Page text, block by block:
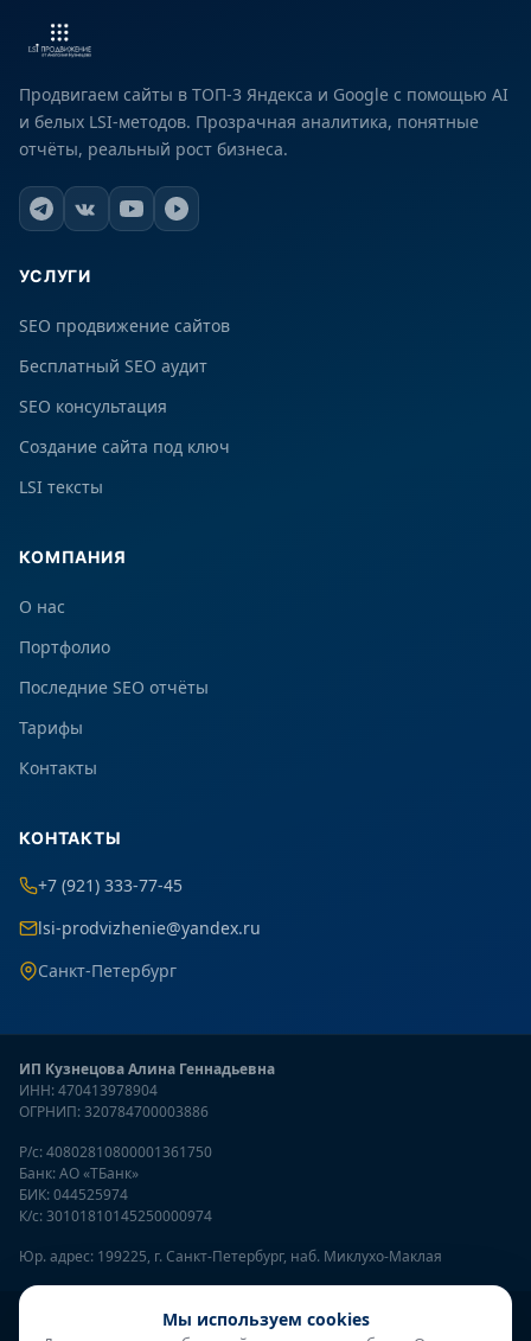
Продвигаем сайты в ТОП-3 Яндекса и Google с помощью AI
и белых LSI-методов. Прозрачная аналитика, понятные
отчёты, реальный рост бизнеса.
УСЛУГИ
SEO продвижение сайтов
Бесплатный SEO аудит
SEO консультация
Создание сайта под ключ
LSI тексты
КОМПАНИЯ
О нас
Портфолио
Последние SEO отчёты
Тарифы
Контакты
КОНТАКТЫ
+7 (921) 333-77-45
lsi-prodvizhenie@yandex.ru
Санкт-Петербург
ИП Кузнецова Алина Геннадьевна
ИНН: 470413978904
ОГРНИП: 320784700003886
Р/с: 40802810800001361750
Банк: АО «ТБанк»
БИК: 044525974
К/с: 30101810145250000974
Юр. адрес: 199225, г. Санкт-Петербург, наб. Миклухо-Маклая
LSI Продвижение— SEO продвижение сайтов. Все права
Мы используем cookies
● онлайн